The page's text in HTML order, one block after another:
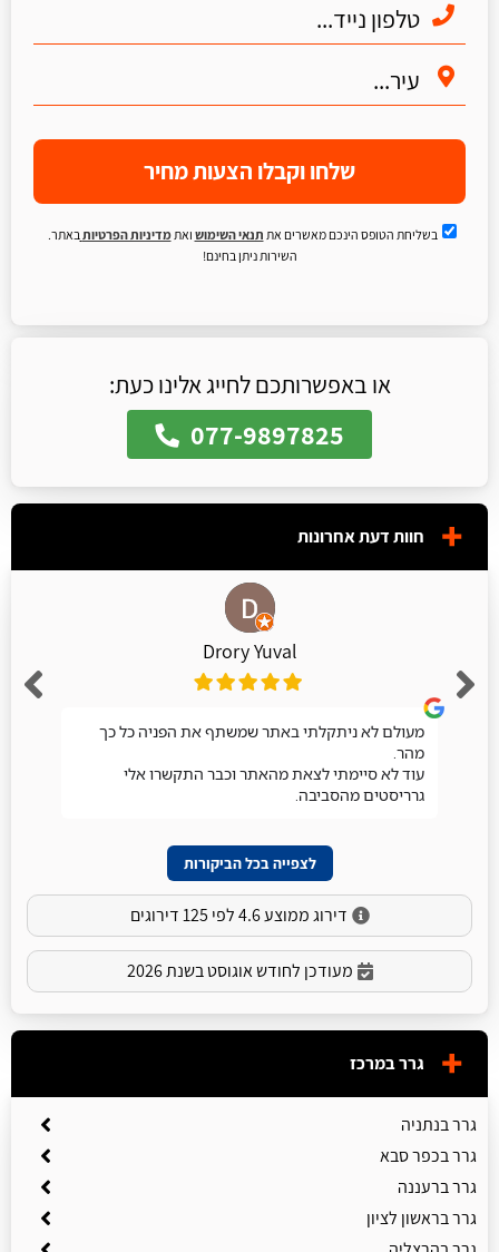
שלחו וקבלו הצעות מחיר
בשליחת הטופס הינכם מאשרים את תנאי השימוש ואתמדיניות הפרטיות באתר.
השירות ניתן בחינם!
או באפשרותכם לחייג אלינו כעת:
077-9897825
חוות דעת אחרונות
Drory Yuval
מעולם לא ניתקלתי באתר שמשתף את הפניה כל כך
מהר.
עוד לא סיימתי לצאת מהאתר וכבר התקשרו אלי
גרריסטים מהסביבה.
לצפייה בכל הביקורות
דירוג ממוצע 4.6 לפי 125 דירוגים
מעודכן לחודש אוגוסט בשנת 2026
גרר במרכז
גרר בנתניה
גרר בכפר סבא
גרר ברעננה
גרר בראשון לציון